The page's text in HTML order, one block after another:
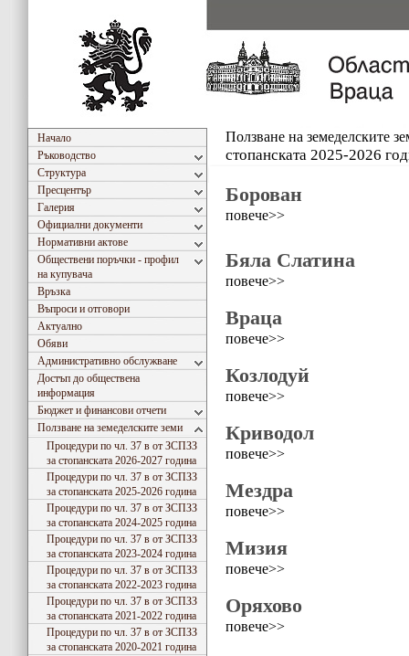
Начало
Ръководство
Структура
Пресцентър
Галерия
Официални документи
Нормативни актове
Обществени поръчки - профил
на купувача
Връзка
Въпроси и отговори
Актуално
Обяви
Административно обслужване
Достъп до обществена
информация
Бюджет и финансови отчети
Ползване на земеделските земи
Процедури по чл. 37 в от ЗСПЗЗ
за стопанската 2026-2027 година
Процедури по чл. 37 в от ЗСПЗЗ
за стопанската 2025-2026 година
Процедури по чл. 37 в от ЗСПЗЗ
за стопанската 2024-2025 година
Процедури по чл. 37 в от ЗСПЗЗ
за стопанската 2023-2024 година
Процедури по чл. 37 в от ЗСПЗЗ
за стопанската 2022-2023 година
Процедури по чл. 37 в от ЗСПЗЗ
за стопанската 2021-2022 година
Процедури по чл. 37 в от ЗСПЗЗ
за стопанската 2020-2021 година
Ползване на земеделските
стопанската 2025-2026
Борован
повече>>
Бяла Слатина
повече>>
Враца
повече>>
Козлодуй
повече>>
Криводол
повече>>
Мездра
повече>>
Мизия
повече>>
Оряхово
повече>>